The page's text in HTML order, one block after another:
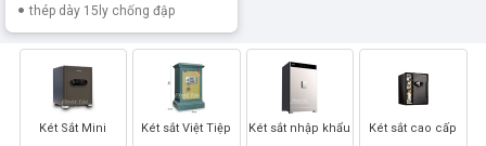
thép dày 15ly chống đập
Két Sắt Mini Két sắt Việt Tiệp Két sắt nhập khẩu Két sắt cao cấp